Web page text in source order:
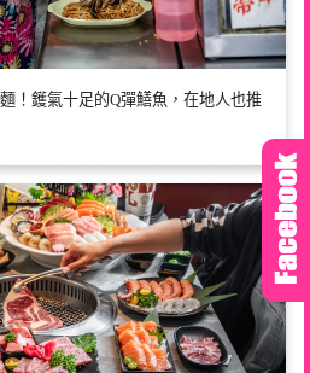
！鑊氣十足的Q彈鱔魚，在地人也推